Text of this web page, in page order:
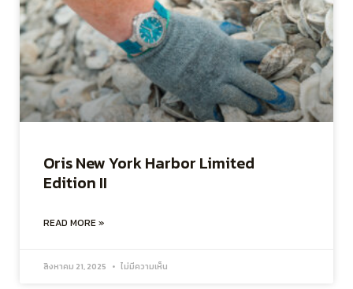
Oris New York Harbor Limited
Edition II
READ MORE »
สิงหาคม 21, 2025 ไม่มีความเห็น